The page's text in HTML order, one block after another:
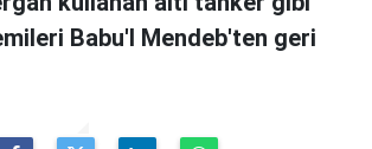
Babu'l Mendeb'ten geri